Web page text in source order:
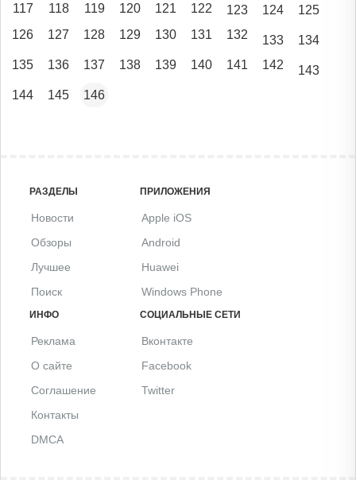
117
118 119 120 121 122 123 124
125
126
127 128 129 130 131 132 133
134
135
136 137 138 139 140 141 142
143
144
145 146
РАЗДЕЛЫ
Новости
Обзоры
Лучшее
Поиск
ПРИЛОЖЕНИЯ
Apple iOS
Android
Huawei
Windows Phone
ИНФО
Реклама
О сайте
Соглашение
Контакты
DMCA
СОЦИАЛЬНЫЕ СЕТИ
Вконтакте
Facebook
Twitter